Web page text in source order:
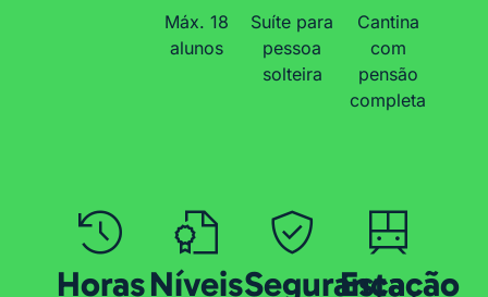
Máx. 18
alunos
Suíte para
pessoa
solteira
Cantina
com
pensão
completa
HorasNíveisSegurança
Estação